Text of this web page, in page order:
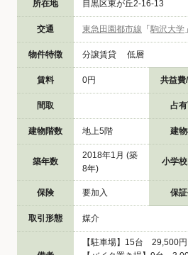
所在地 目黒区東が丘2-16-13
交通 東急田園都市線 「 駒沢大学
物件特徴 分譲賃貸 低層
賃料 0円 共益費
間取 占
建物階数 地上5階 建
築年数
2018年1月 (築
8年)
小学
保険 要加入 保
取引形態 媒介
【駐車場】15台 29,500円